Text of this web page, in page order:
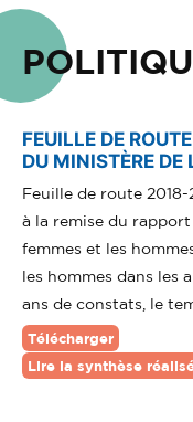
FEUILLE DE
DU MINISTÈRE DE
Feuille de route
à la remise du
femmes et les
les hommes dans les
ans de constats, le
Télécharger
Lire la synthèse